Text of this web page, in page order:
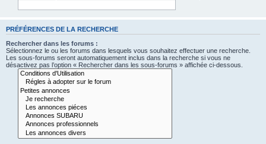
PRÉFÉRENCES DE LA RECHERCHE
Rechercher dans les forums :
Sélectionnez le ou les forums dans lesquels vous souhaitez effectuer une recherche.
Les sous-forums seront automatiquement inclus dans la recherche si vous ne
désactivez pas l’option « Rechercher dans les sous-forums » affichée ci-dessous.